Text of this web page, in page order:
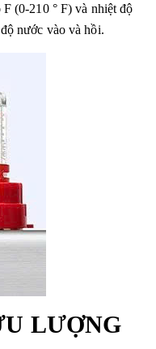
(0-210 ° F) và nhiệt độ
nước vào và hồi.
LƯỢNG